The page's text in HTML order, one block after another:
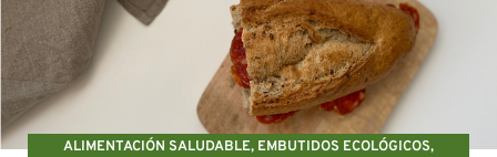
ALIMENTACIÓN SALUDABLE, EMBUTIDOS ECOLÓGICOS,